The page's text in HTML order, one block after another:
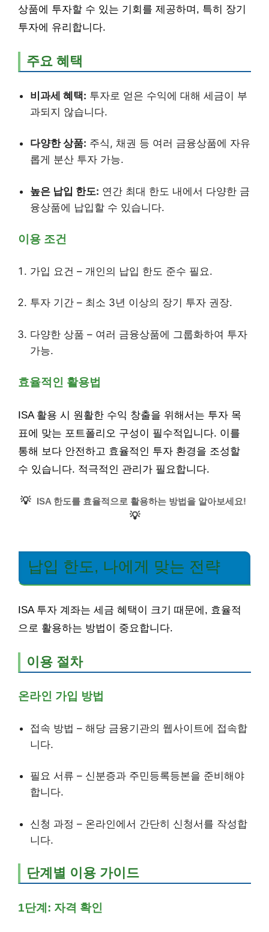
상품에 투자할 수 있는 기회를 제공하며, 특히 장기
투자에 유리합니다.
주요 혜택
비과세 혜택: 투자로 얻은 수익에 대해 세금이 부
과되지 않습니다.
다양한 상품: 주식, 채권 등 여러 금융상품에 자유
롭게 분산 투자 가능.
높은 납입 한도: 연간 최대 한도 내에서 다양한 금
융상품에 납입할 수 있습니다.
이용 조건
가입 요건 – 개인의 납입 한도 준수 필요.
투자 기간 – 최소 3년 이상의 장기 투자 권장.
다양한 상품 – 여러 금융상품에 그룹화하여 투자
가능.
효율적인 활용법
ISA 활용 시 원활한 수익 창출을 위해서는 투자 목
표에 맞는 포트폴리오 구성이 필수적입니다. 이를
통해 보다 안전하고 효율적인 투자 환경을 조성할
수 있습니다. 적극적인 관리가 필요합니다.
💡 ISA 한도를 효율적으로 활용하는 방법을 알아보세요!
💡
납입 한도, 나에게 맞는 전략
ISA 투자 계좌는 세금 혜택이 크기 때문에, 효율적
으로 활용하는 방법이 중요합니다.
이용 절차
온라인 가입 방법
접속 방법 – 해당 금융기관의 웹사이트에 접속합
니다.
필요 서류 – 신분증과 주민등록등본을 준비해야
합니다.
신청 과정 – 온라인에서 간단히 신청서를 작성합
니다.
단계별 이용 가이드
1단계: 자격 확인